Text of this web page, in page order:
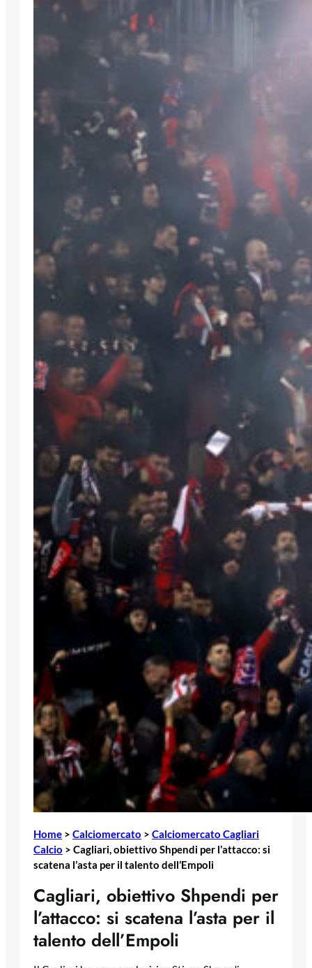
Home > Calciomercato > Calciomercato Cagliari
Calcio > Cagliari, obiettivo Shpendi per l’attacco: si
scatena l’asta per il talento dell’Empoli
Cagliari, obiettivo Shpendi per
l’attacco: si scatena l’asta per il
talento dell’Empoli